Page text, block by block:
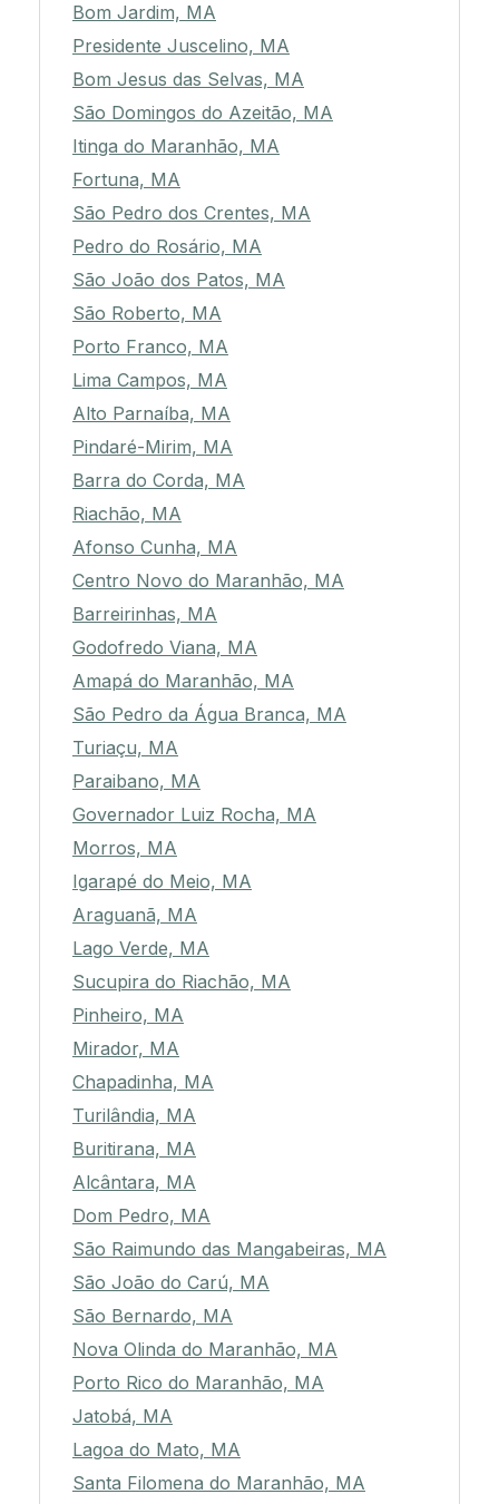
Bom Jardim, MA
Presidente Juscelino, MA
Bom Jesus das Selvas, MA
São Domingos do Azeitão, MA
Itinga do Maranhão, MA
Fortuna, MA
São Pedro dos Crentes, MA
Pedro do Rosário, MA
São João dos Patos, MA
São Roberto, MA
Porto Franco, MA
Lima Campos, MA
Alto Parnaíba, MA
Pindaré-Mirim, MA
Barra do Corda, MA
Riachão, MA
Afonso Cunha, MA
Centro Novo do Maranhão, MA
Barreirinhas, MA
Godofredo Viana, MA
Amapá do Maranhão, MA
São Pedro da Água Branca, MA
Turiaçu, MA
Paraibano, MA
Governador Luiz Rocha, MA
Morros, MA
Igarapé do Meio, MA
Araguanã, MA
Lago Verde, MA
Sucupira do Riachão, MA
Pinheiro, MA
Mirador, MA
Chapadinha, MA
Turilândia, MA
Buritirana, MA
Alcântara, MA
Dom Pedro, MA
São Raimundo das Mangabeiras, MA
São João do Carú, MA
São Bernardo, MA
Nova Olinda do Maranhão, MA
Porto Rico do Maranhão, MA
Jatobá, MA
Lagoa do Mato, MA
Santa Filomena do Maranhão, MA